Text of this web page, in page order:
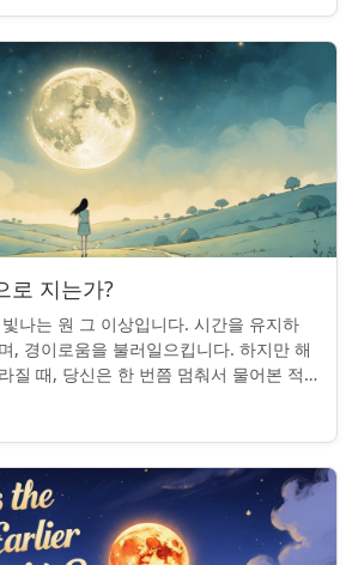
로 지는가?
나는 원 그 이상입니다. 시간을 유지하
, 경이로움을 불러일으킵니다. 하지만 해
질 때, 당신은 한 번쯤 멈춰서 물어본 적
일까? ...